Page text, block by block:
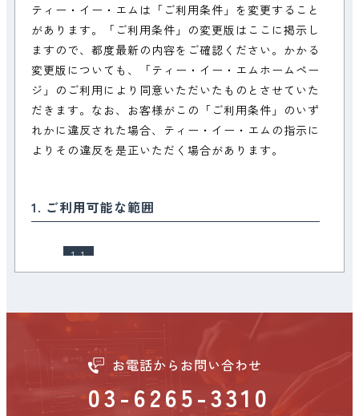
ティー・イー・エムは「ご利用条件」を変更すること
があります。「ご利用条件」の変更版はここに掲示し
ますので、都度最新の内容をご確認ください。かかる
変更版についても、「ティー・イー・エムホームペー
ジ」のご利用により同意いただいたものとさせていた
だきます。なお、お客様がこの「ご利用条件」のいず
れかに違反された場合、ティー・イー・エムの指示に
よりその違反を是正いただく場合があります。
1. ご利用可能な範囲
1-1
ご覧いただいたり、印刷して個人でご使用いた
だくことができます。 なお、印刷できない「コ
ンテンツ」もありますので、ご了承ください。
お電話からお問い合わせ
03-6265-3310